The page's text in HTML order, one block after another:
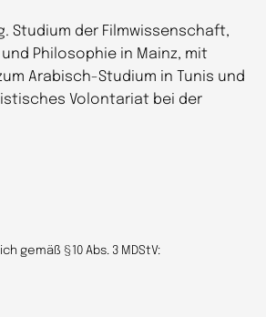
Studium der Filmwissenschaft,
Philosophie in Mainz, mit
Arabisch-Studium in Tunis und
Volontariat bei der
gemäß §10 Abs. 3 MDStV: